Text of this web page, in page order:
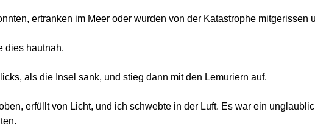
ertranken im Meer oder wurden von der Katastrophe mitgerissen
dies hautnah.
als die Insel sank, und stieg dann mit den Lemuriern auf.
erfüllt von Licht, und ich schwebte in der Luft. Es war ein